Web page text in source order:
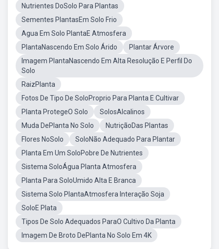
Nutrientes DoSolo Para Plantas
Sementes PlantasEm Solo Frio
Agua Em Solo PlantaE Atmosfera
PlantaNascendo Em Solo Árido
Plantar Árvore
Imagem PlantaNascendo Em Alta Resolução E Perfil Do
Solo
RaizPlanta
Fotos De Tipo De SoloProprio Para Planta E Cultivar
Planta ProtegeO Solo
SolosAlcalinos
Muda DePlanta No Solo
NutriçãoDas Plantas
Flores NoSolo
SoloNão Adequado Para Plantar
Planta Em Um SoloPobre De Nutrientes
Sistema SoloÁgua Planta Atmosfera
Planta Para SoloUmido Alta E Branca
Sistema Solo PlantaAtmosfera Interação Soja
SoloE Plata
Tipos De Solo Adequados ParaO Cultivo Da Planta
Imagem De Broto DePlanta No Solo Em 4K